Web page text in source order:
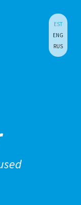
EST
ENG
RUS